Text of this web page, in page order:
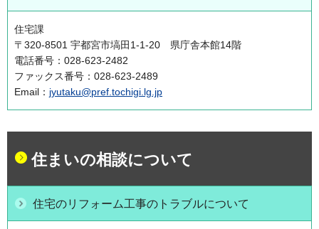
住宅課
〒320-8501 宇都宮市塙田1-1-20 県庁舎本館14階
電話番号：028-623-2482
ファックス番号：028-623-2489
Email： jyutaku@pref.tochigi.lg.jp
住まいの相談について
住宅のリフォーム工事のトラブルについて